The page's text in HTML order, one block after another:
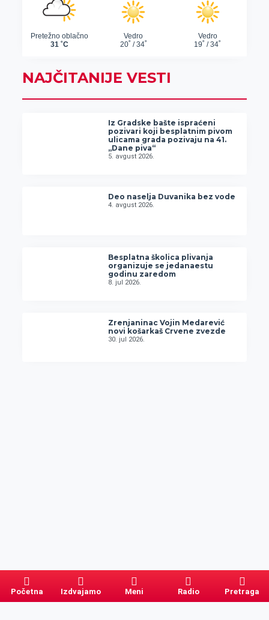
NAJČITANIJE VESTI
Iz Gradske bašte ispraćeni
pozivari koji besplatnim pivom
ulicama grada pozivaju na 41.
„Dane piva“
5. avgust 2026.
Deo naselja Duvanika bez vode
4. avgust 2026.
Besplatna školica plivanja
organizuje se jedanaestu
godinu zaredom
8. jul 2026.
Zrenjaninac Vojin Medarević
novi košarkaš Crvene zvezde
30. jul 2026.
Početna Izdvajamo Meni Radio Pretraga